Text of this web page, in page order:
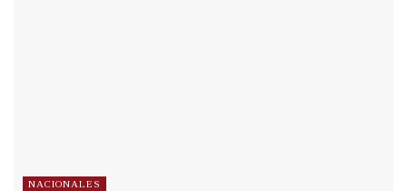
NACIONALES